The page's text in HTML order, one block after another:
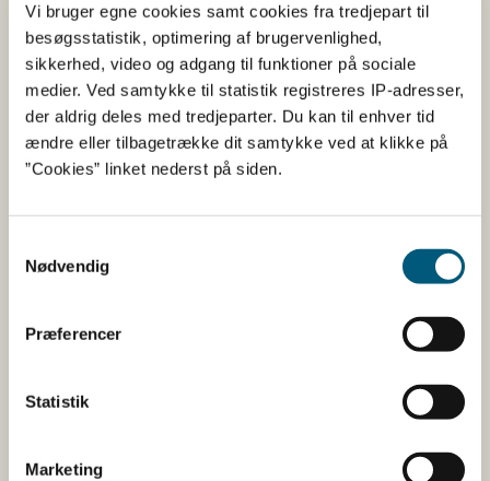
Vi bruger egne cookies samt cookies fra tredjepart til
besøgsstatistik, optimering af brugervenlighed,
sikkerhed, video og adgang til funktioner på sociale
medier. Ved samtykke til statistik registreres IP-adresser,
der aldrig deles med tredjeparter. Du kan til enhver tid
ændre eller tilbagetrække dit samtykke ved at klikke på
”Cookies” linket nederst på siden.
Nødvendig
Præferencer
Statistik
Marketing
35
(M. edulis)
Limfjorden Øst
og Mariager
Ingen åbne områder
østkyst syd for
(M. edulis)
Samsø bælt